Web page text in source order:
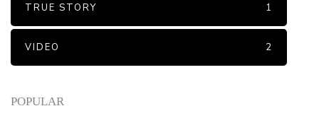
POPULAR
TRUE STORY 1
VIDEO 2